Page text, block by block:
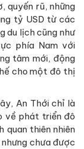
quyến rũ, những
tỷ USD từ các
du lịch cũng như
phía Nam với
tâm mới, động
cho một đô thị
An Thới chỉ là
về phát triển đô
quan thiên nhiên
chưa được